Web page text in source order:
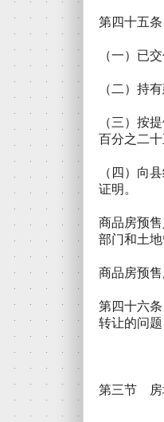
第四十五
（一）已
（二）持
（三）按
百分之二
（四）向
证明。
商品房预
部门和土地
商品房预
第四十六
转让的问题
第三节 房